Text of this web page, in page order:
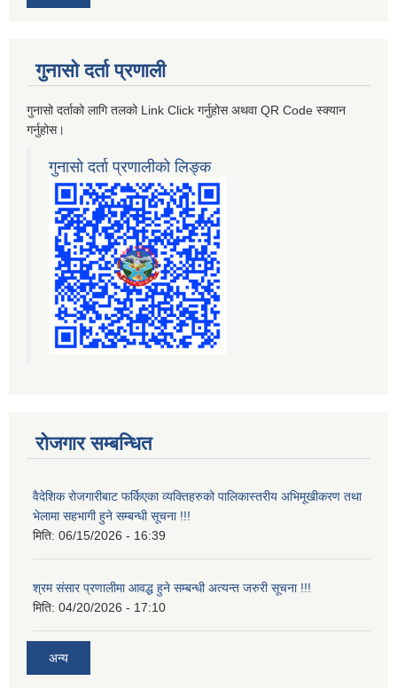
गुनासो दर्ता प्रणाली
गुनासो दर्ताको लागि तलको Link Click गर्नुहोस अथवा QR Code स्क्यान
गर्नुहोस।
गुनासो दर्ता प्रणालीको लिङ्क
रोजगार सम्बन्धित
वैदेशिक रोजगारीबाट फर्किएका व्यक्तिहरुको पालिकास्तरीय अभिमूखीकरण तथा
भेलामा सहभागी हुने सम्बन्धी सूचना !!!
मिति: 06/15/2026 - 16:39
श्रम संसार प्रणालीमा आवद्ध हुने सम्बन्धी अत्यन्त जरुरी सूचना !!!
मिति: 04/20/2026 - 17:10
अन्य